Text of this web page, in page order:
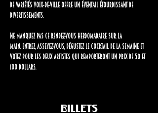
de variétés Voix-de-Ville offre un éventail étourdissant de
divertissements.
Ne manquez pas ce rendez-vous hebdomadaire sur la
Main. Entrez, asseyez-vous, dégustez le cocktail de la semaine et
votez pour les deux artistes qui remporteront un prix de 50 et
100 dollars.
Billets